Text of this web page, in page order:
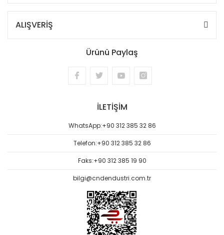
ALIŞVERİŞ
Ürünü Paylaş
İLETİŞİM
WhatsApp:+90 312 385 32 86
Telefon:+90 312 385 32 86
Faks:+90 312 385 19 90
bilgi@cndendustri.com.tr